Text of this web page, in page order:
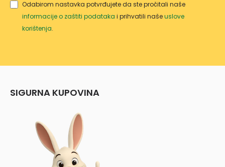
Odabirom nastavka potvrđujete da ste pročitali naše
informacije o zaštiti podataka i prihvatili našeuslove
korištenja.
SIGURNA KUPOVINA